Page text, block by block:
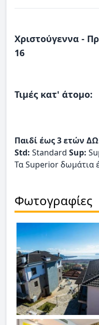
Χριστούγεννα -
16
Τιμές κατ' άτομο:
Παιδί έως 3 ετών
Std: Standard Sup:
Τα Superior δωμάτια
Φωτογραφίες